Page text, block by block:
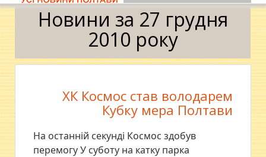
Новини за 27 грудня
2010 року
ХК Космос став володарем
Кубку мера Полтави
На останній секунді Космос здобув
перемогу У суботу на катку парка